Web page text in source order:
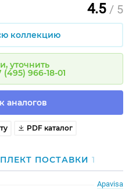
4.5 / 5
коллекцию
уточнить
966-18-01
аналогов
PDF каталог
ПОСТАВКИ 1
Apavisa